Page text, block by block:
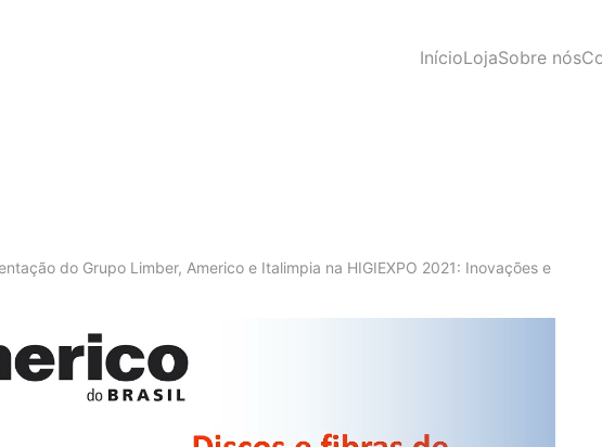
InícioLojaSobre nós
do Grupo Limber, Americo e Italimpia na HIGIEXPO 2021: Inovações e